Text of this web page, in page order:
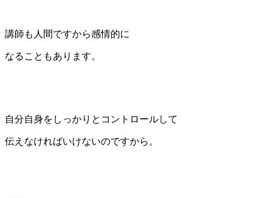
講師も人間ですから感情的に
なることもあります。
自分自身をしっかりとコントロールして
伝えなければいけないのですから。